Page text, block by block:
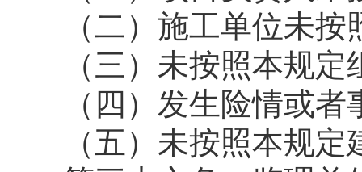
（二）施工单位未按
（三）未按照本规定
（四）发生险情或者
（五）未按照本规定